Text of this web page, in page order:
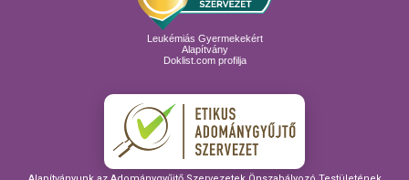
Leukémiás Gyermekekért
Alapítvány
Doklist.com profilja